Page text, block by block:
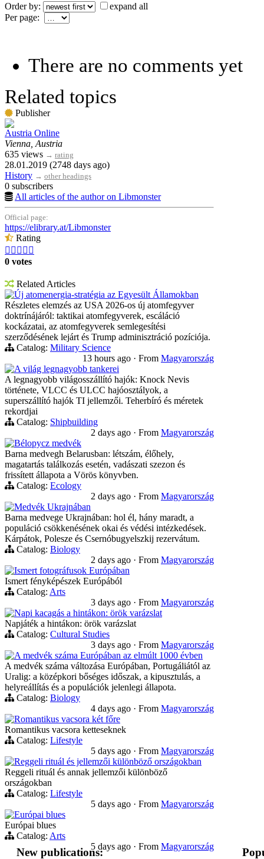
Order by:
expand all
Per page:
There are no comments yet
Related topics
Publisher
Austria Online
Vienna, Austria
635 views → rating
28.01.2019 (2748 days ago)
History → other headings
0 subscribers
All articles of the author on Libmonster
Official page:
https://elibrary.at/Libmonster
Rating
    
0 votes
Related Articles
Új atomenergia-stratégia az Egyesült Államokban
Részletes elemzés az USA 2026-os új atomfegyver
doktrínájáról: taktikai atomfegyverek, escáláció
kockázatai, az atomfegyverek semlegesítési
szerződésének lejárt és Trump adminisztráció pozíciója.
Catalog: Military Science
13 hours ago · From Magyarország
A világ legnagyobb tankerei
A legnagyobb világosszállító hajók: Knock Nevis
története, VLCC és ULCC hajóosztályok, a
superszállító hajók TI jellemzői. Teherbíró és méretek
rekordjai
Catalog: Shipbuilding
2 days ago · From Magyarország
Bélорусz medvék
Barna medvegh Belarusban: létszám, élőhely,
magatartás találkozás esetén, vadászati szezon és
frissített állapota a Vörös könyvben.
Catalog: Ecology
2 days ago · From Magyarország
Medvék Ukrajnában
Barna medvege Ukrajnában: hol él, hány maradt, a
populáció csökkenésének okai és védési intézkedések.
Kárpátok, Polesze és Csernóbugyelszkij rezervátum.
Catalog: Biology
2 days ago · From Magyarország
Ismert fotográfusok Európában
Ismert fényképészek Európából
Catalog: Arts
3 days ago · From Magyarország
Napi kacagás a hintákon: örök varázslat
Napjáték a hintákon: örök varázslat
Catalog: Cultural Studies
3 days ago · From Magyarország
A medvék száma Európában az elmúlt 1000 évben
A medvék száma változása Európában, Portugáliától az
Uralig: a középkori bőséges időszak, a kipusztulás, a
helyreállítás és a populációk jelenlegi állapota.
Catalog: Biology
4 days ago · From Magyarország
Romantikus vacsora két főre
Romantikus vacsora ketteseknek
Catalog: Lifestyle
5 days ago · From Magyarország
Reggeli rituál és jellemzői különböző országokban
Reggeli rituál és annak jellemzői különböző
országokban
Catalog: Lifestyle
5 days ago · From Magyarország
Európai blues
Európai blues
Catalog: Arts
5 days ago · From Magyarország
New publications: